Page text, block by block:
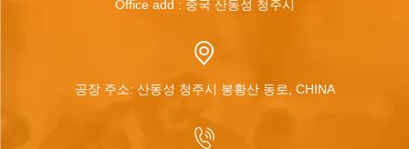
Office add : 중국 산동성 청주시
공장 주소: 산동성 청주시 봉황산 동로, CHINA